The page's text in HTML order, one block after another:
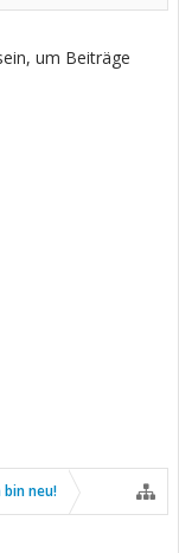
um Beiträge
bin neu!